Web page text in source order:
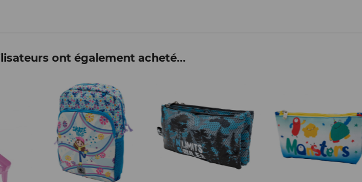
ont également acheté...